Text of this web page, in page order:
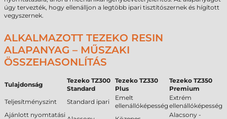
úgy tervezték, hogy ellenálljon a legtöbb ipari tisztítószernek és hígított
vegyszernek.
ALKALMAZOTT TEZEKO RESIN
ALAPANYAG – MŰSZAKI
ÖSSZEHASONLÍTÁS
Tulajdonság
Tezeko TZ300
Standard
Tezeko TZ330
Plus
Tezeko TZ350
Premium
Teljesítményszint
Standard ipari
Emelt
ellenállóképesség
Extrém
ellenállóképesség
Ajánlott nyomtatási
Alacsony -